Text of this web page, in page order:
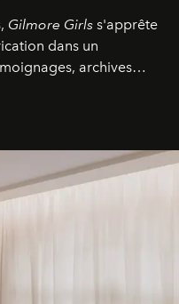
Gilmore Girls s'apprête
dans un
archives
d'un phénomène